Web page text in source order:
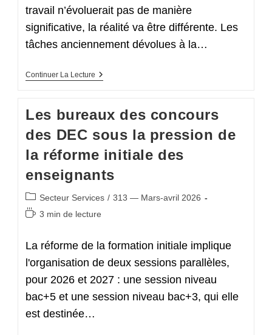
travail n’évoluerait pas de manière
significative, la réalité va être différente. Les
tâches anciennement dévolues à la…
Continuer La Lecture Les
Des
Sous
La
Pression
De
La
PSC
Les bureaux des concours
des DEC sous la pression de
la réforme initiale des
enseignants
Post
category:
Secteur Services / 313 — Mars-avril 2026
Temps
lecture :
3 min de lecture
La réforme de la formation initiale implique
l'organisation de deux sessions parallèles,
pour 2026 et 2027 : une session niveau
bac+5 et une session niveau bac+3, qui elle
est destinée…